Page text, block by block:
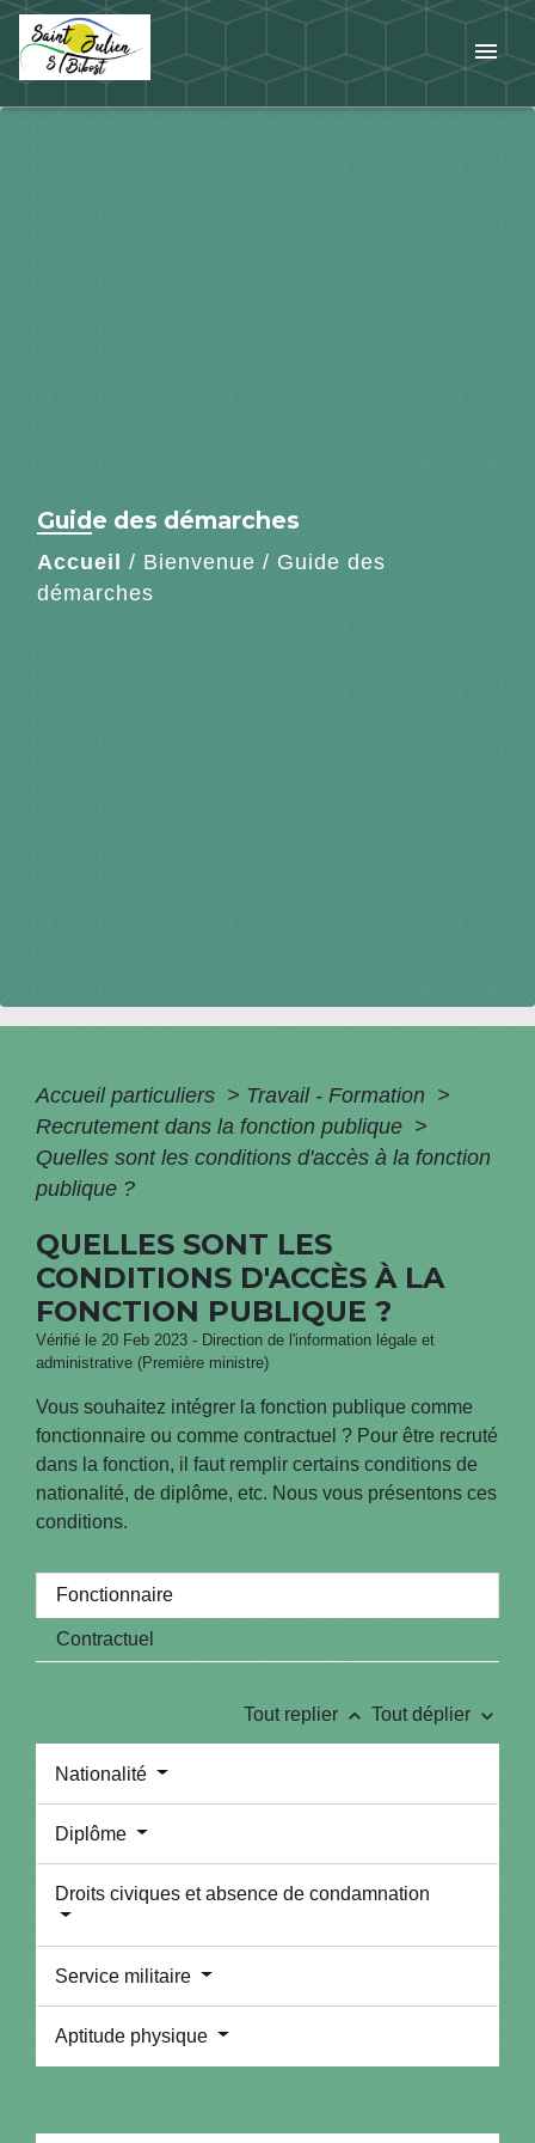
menu
Guide des démarches
Accueil / Bienvenue / Guide des
démarches
Accueil particuliers > Travail - Formation >
Recrutement dans la fonction publique >
Quelles sont les conditions d'accès à la fonction
publique ?
QUELLES SONT LES
CONDITIONS D'ACCÈS À LA
FONCTION PUBLIQUE ?
Vérifié le 20 Feb 2023 - Direction de l'information légale et
administrative (Première ministre)
Vous souhaitez intégrer la fonction publique comme
fonctionnaire ou comme contractuel ? Pour être recruté
dans la fonction, il faut remplir certains conditions de
nationalité, de diplôme, etc. Nous vous présentons ces
conditions.
Fonctionnaire
Contractuel
Tout replier keyboard_arrow_up Tout déplier keyboard_arrow_down
Nationalité
Diplôme
Droits civiques et absence de condamnation
Service militaire
Aptitude physique